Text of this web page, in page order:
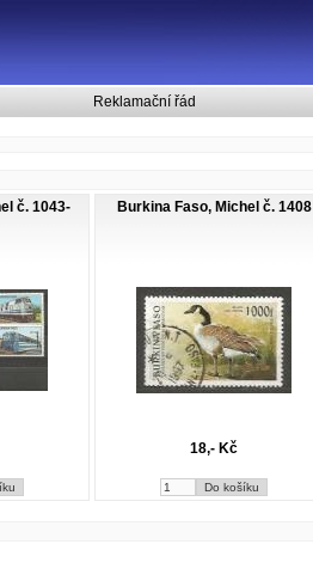
Reklamační řád
č. 1043-
Burkina Faso, Michel č. 1408
18,- Kč